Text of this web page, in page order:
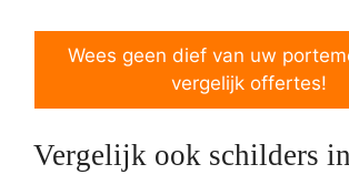
Wees geen dief van uw
vergelijk offertes!
Vergelijk ook schilders